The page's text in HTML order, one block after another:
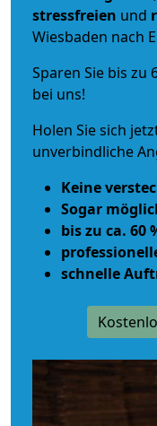
stressfreien und
Wiesbaden nach
Sparen Sie bis zu
bei uns!
Holen Sie sich
unverbindliche
Keine
Sogar
bis zu ca. 60
schnelle